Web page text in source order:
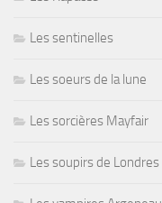
Les sentinelles
Les soeurs de la lune
Les sorcières Mayfair
Les soupirs de Londres